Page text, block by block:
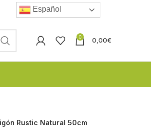
Español
0 0,00€
Rustic Natural 50cm